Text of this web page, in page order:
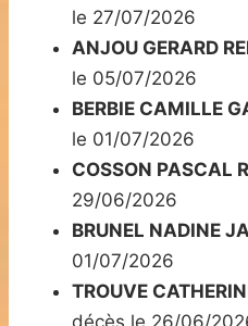
le 27/07/2026
ANJOU GERARD
le 05/07/2026
BERBIE CAMILLE
le 01/07/2026
COSSON PASCAL
29/06/2026
BRUNEL NADINE
01/07/2026
TROUVE